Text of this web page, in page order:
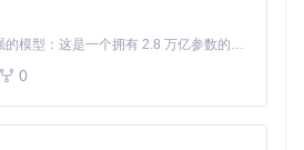
Kimi K3 是Kimi能力最强的模型：这是一个拥有 2.8 万亿参数的混合专家（MoE）模型，具备原生视觉理解能力，并支持 100 万 token 的上下文窗口。
0